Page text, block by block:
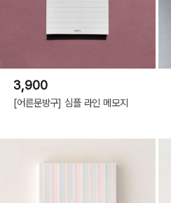
3,900
[어른문방구] 심플 라인 메모지